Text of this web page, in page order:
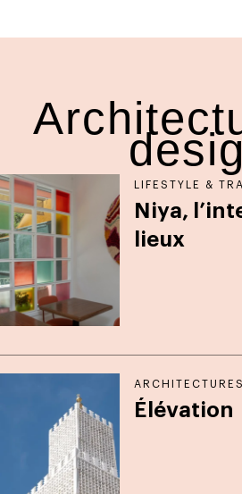
LIFESTYLE &
Niya,
lieux
Élévation